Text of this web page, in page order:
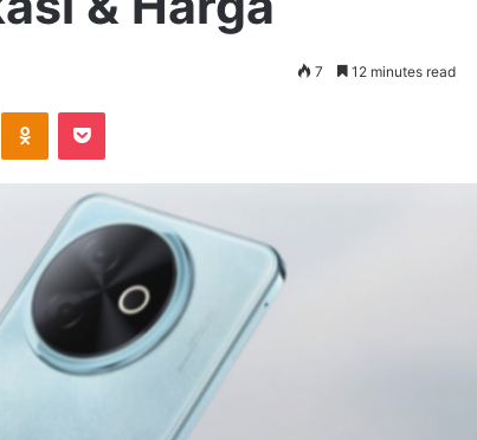
7 12 minutes read
Odnoklassniki
Pocket